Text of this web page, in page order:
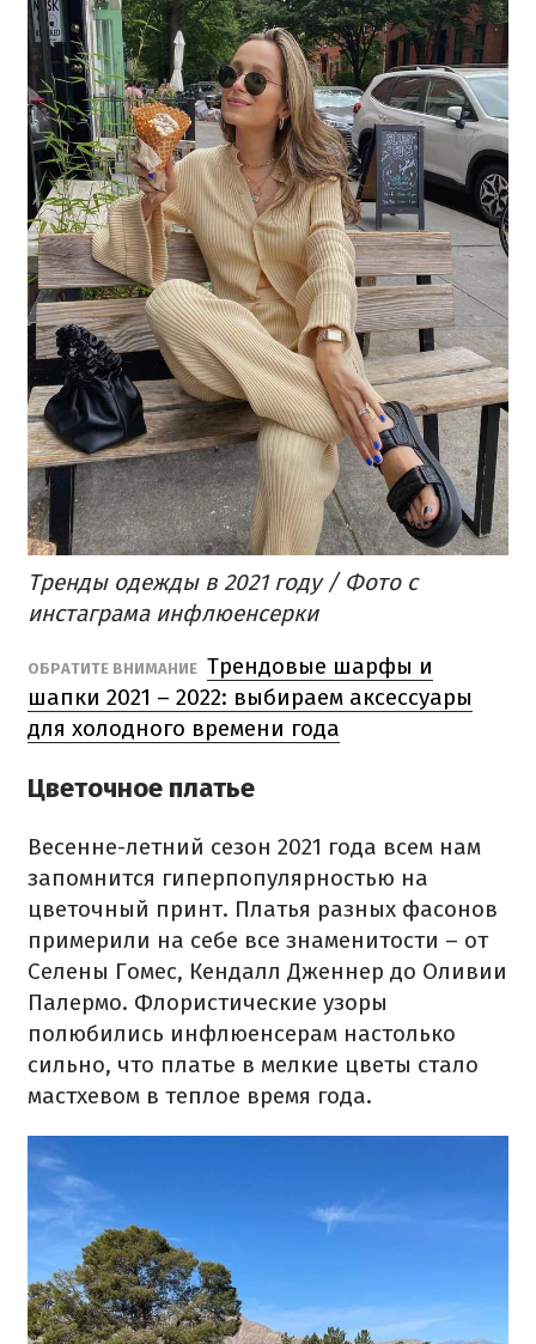
Тренды одежды в 2021 году / Фото с
инстаграма инфлюенсерки
​ОБРАТИТЕ ВНИМАНИЕ Трендовые шарфы и
шапки 2021 – 2022: выбираем аксессуары
для холодного времени года
Цветочное платье
Весенне-летний сезон 2021 года всем нам
запомнится гиперпопулярностью на
цветочный принт. Платья разных фасонов
примерили на себе все знаменитости – от
Селены Гомес, Кендалл Дженнер до Оливии
Палермо. Флористические узоры
полюбились инфлюенсерам настолько
сильно, что платье в мелкие цветы стало
мастхевом в теплое время года.